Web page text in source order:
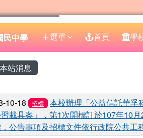
民中學 主選單 首頁 學
容區域
站消息
列表
10-18 招標
本校辦理「公益信託華孚
載具案」，第1次開標訂於107年10
公告事項及招標文件依行政院公共工